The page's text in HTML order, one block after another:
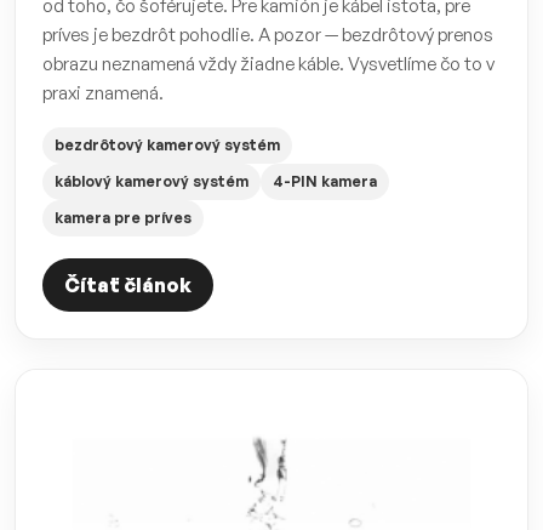
od toho, čo šoférujete. Pre kamión je kábel istota, pre
príves je bezdrôt pohodlie. A pozor — bezdrôtový prenos
obrazu neznamená vždy žiadne káble. Vysvetlíme čo to v
praxi znamená.
bezdrôtový kamerový systém
káblový kamerový systém
4-PIN kamera
kamera pre príves
Čítať článok